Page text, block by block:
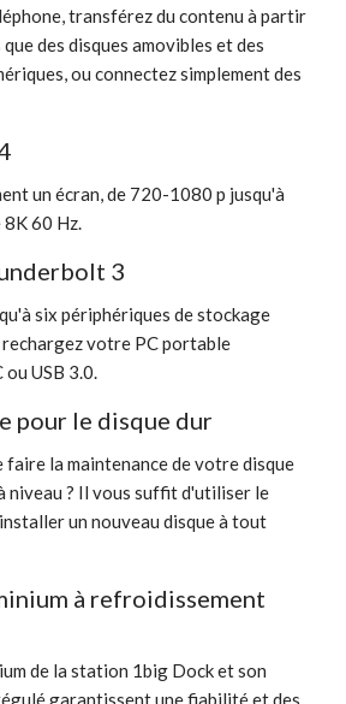
transférez du contenu à partir
des disques amovibles et des
ou connectez simplement des
un écran, de 720-1080 p jusqu'à
60 Hz.
3
six périphériques de stockage
votre PC portable
USB 3.0.
pour le disque dur
faire la maintenance de votre disque
niveau ? Il vous suffit d'utiliser le
un nouveau disque à tout
à refroidissement
de la station 1big Dock et son
garantissent une fiabilité et des